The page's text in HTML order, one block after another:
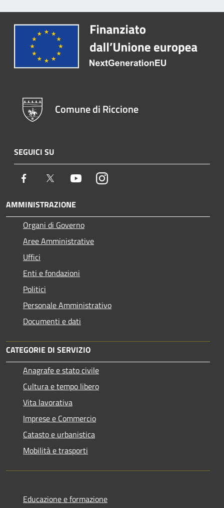
Comune di Riccione
SEGUICI SU
Facebook Twitter YoutubeInstagram
AMMINISTRAZIONE
Organi di Governo
Aree Amministrative
Uffici
Enti e fondazioni
Politici
Personale Amministrativo
Documenti e dati
CATEGORIE DI SERVIZIO
Anagrafe e stato civile
Cultura e tempo libero
Vita lavorativa
Imprese e Commercio
Catasto e urbanistica
Mobilità e trasporti
Educazione e formazione